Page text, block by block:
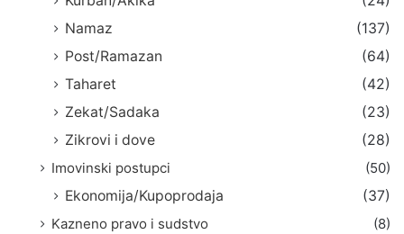
Namaz
(137)
Post/Ramazan
(64)
Taharet
(42)
Zekat/Sadaka
(23)
Zikrovi i dove
(28)
Imovinski postupci
(50)
Ekonomija/Kupoprodaja
(37)
Kazneno pravo i sudstvo
(8)